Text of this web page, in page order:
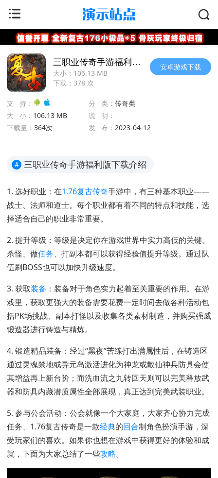
首页>传奇类
安卓游戏下载
大小： 106.13 MB
下载： 378 次
三职业传奇手游福利版下载
支 持： 分 类： 传奇类
大 小： 106.13 MB
说 明：
下载量： 364次 发 布： 2023-04-12
# 三职业传奇手游福利版下载介绍
1. 选好职业：在1.76复古传奇手游中，有三种基本职业——
战士、法师和道士。每个职业都有着不同的特点和技能，选
择适合自己的职业非常重要。
2. 提升等级：等级是决定你在游戏世界中实力高低的关键。
杀怪、做任务、打副本都可以获得经验值提升等级。通过队
伍刷BOSS也可以加快升级速度。
3. 获取装备 ：装备对于角色实力起着至关重要的作用。在游
戏里，获取更强大的装备需要花费一定时间去做各种活动包
括PK场挑战、副本打怪以及收集各类素材制造，并购买强威
锻造器进行铸造与精炼。
4. 锻造精品装备：经过“黑夜”苦练打出满属性后，在铸造区
通过灵魂禁地或异元岛激活进化为神龙或散仙神兵防具会使
其增益再上新台阶；而洗血流之九转回天则可以完美释放武
器和防具内藏潜质属性全部展现，真正达到完美武装职业。
5. 参与公会活动：公会就像一个大家庭，大家齐心协力完成
任务、1.76复古传奇是一款经典的回合制角色扮演手游，深
受玩家们的喜欢。如果你也想在游戏中获得更好的体验和成
就，下面为大家总结了一些攻略。